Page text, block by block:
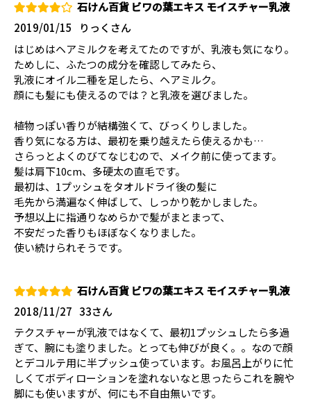
石けん百貨 ビワの葉エキス モイスチャー乳液
りっくさん
2019/01/15
はじめはヘアミルクを考えてたのですが、乳液も気になり。
ためしに、ふたつの成分を確認してみたら、
乳液にオイル二種を足したら、ヘアミルク。
顔にも髪にも使えるのでは？と乳液を選びました。
植物っぽい香りが結構強くて、びっくりしました。
香り気になる方は、最初を乗り越えたら使えるかも…
さらっとよくのびてなじむので、メイク前に使ってます。
髪は肩下10cm、多硬太の直毛です。
最初は、1プッシュをタオルドライ後の髪に
毛先から満遍なく伸ばして、しっかり乾かしました。
予想以上に指通りなめらかで髪がまとまって、
不安だった香りもほぼなくなりました。
使い続けられそうです。
石けん百貨 ビワの葉エキス モイスチャー乳液
33さん
2018/11/27
テクスチャーが乳液ではなくて、最初1プッシュしたら多過
ぎて、腕にも塗りました。とっても伸びが良く。。なので顔
とデコルテ用に半プッシュ使っています。お風呂上がりに忙
しくてボディローションを塗れないなと思ったらこれを腕や
脚にも使いますが、何にも不自由無いです。